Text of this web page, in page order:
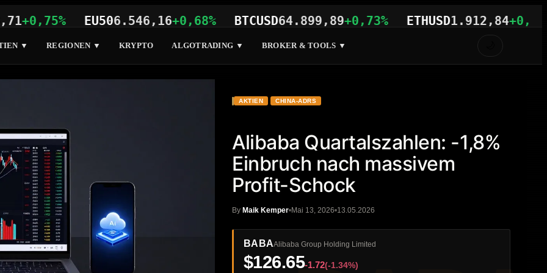
EU50 6.546,16+0,68% BTCUSD64.899,89+0,73% ETHUSD1.912,84+0,37%
▼ REGIONEN ▼ KRYPTO ALGOTRADING ▼ BROKER & TOOLS ▼
AKTIEN CHINA-ADRS
Alibaba Quartalszahlen: -1,8%
Einbruch nach massivem
Profit-Schock
By Maik Kemper Mai 13, 2026 13.05.2026
BABAAlibaba Group Holding Limited
$126.65-1.72(-1.34%)